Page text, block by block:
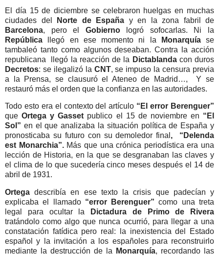
El día 15 de diciembre se celebraron huelgas en muchas
ciudades del
Norte de España y en la zona fabril de
Barcelona, pero el Gobiernologró sofocarlas. Ni la
República
llegó en ese momento ni la Monarquíase
tambaleó tanto como algunos deseaban. Contra la acción
republicana
llegó la reacción de la Dictablandacon duros
Decretos: se ilegalizó la CNT, se impuso la censura previa
a la Prensa, se clausuró el Ateneo de Madrid…,
Y se
restauró más el orden que la confianza en las autoridades.
Todo esto era el contexto del artículo “El error Berenguer”
queOrtega y Gasset publico el 15 de noviembre en “El
Sol” en el que analizaba la situación política de España y
pronosticaba su futuro con su demoledor final ,
“Delenda
est Monarchia”.Más que una crónica periodística era una
lección de Historia, en la que se desgranaban las claves y
el clima de lo que sucedería cinco meses después el 14 de
abril de 1931.
Ortega describía en ese texto la crisis que padecían y
explicaba el llamado “error Berenguer” como una treta
legal para ocultar la
Dictadura de Primo de Rivera
tratándolo como algo que nunca ocurrió, para llegar a una
constatación fatídica pero real: la inexistencia del Estado
español y la invitación a los españoles para reconstruirlo
mediante la destrucción de la
Monarquía, recordando las